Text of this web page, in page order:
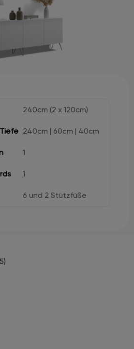
240cm (2 x 120cm)
240cm | 60cm | 40cm
1
1
6 und 2 Stützfüße